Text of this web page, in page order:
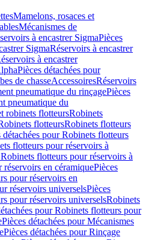
Mamelons, rosaces et
Mécanismes de
à encastrer SigmaPièces
SigmaRéservoirs à encastrer
à encastrer
Pièces détachées pour
de chasseAccessoiresRéservoirs
pneumatique du rinçagePièces
pneumatique du
robinets flotteursRobinets
flotteursRobinets flotteurs
détachées pour Robinets flotteurs
flotteurs pour réservoirs à
flotteurs pour réservoirs à
en céramiquePièces
pour réservoirs en
réservoirs universelsPièces
pour réservoirs universelsRobinets
pour Robinets flotteurs pour
Pièces détachées pour Mécanismes
Pièces détachées pour Rinçage